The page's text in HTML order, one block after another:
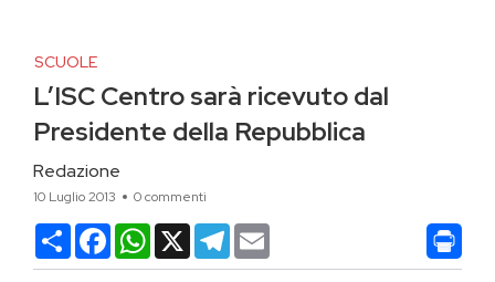
SCUOLE
L’ISC Centro sarà ricevuto dal
Presidente della Repubblica
Redazione
10 Luglio 2013 0 commenti
CondividiFacebookWhatsApp
X Telegram